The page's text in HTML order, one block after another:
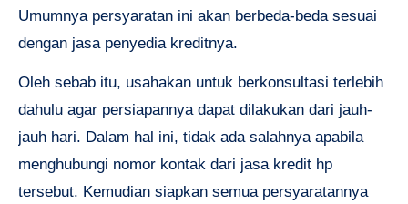
Umumnya persyaratan ini akan berbeda-beda sesuai
dengan jasa penyedia kreditnya.
Oleh sebab itu, usahakan untuk berkonsultasi terlebih
dahulu agar persiapannya dapat dilakukan dari jauh-
jauh hari. Dalam hal ini, tidak ada salahnya apabila
menghubungi nomor kontak dari jasa kredit hp
tersebut. Kemudian siapkan semua persyaratannya